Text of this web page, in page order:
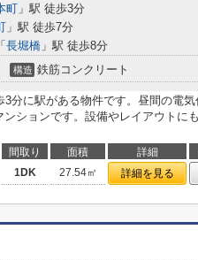
町 」駅 徒歩3分
」駅 徒歩7分
「 長堀橋 」駅 徒歩8分
構造 鉄筋コンクリート
3分に駅がある物件です。昼間の電
ションです。設備やレイアウトに
間取り 面積 詳細
1DK 27.54㎡ 詳細を見る